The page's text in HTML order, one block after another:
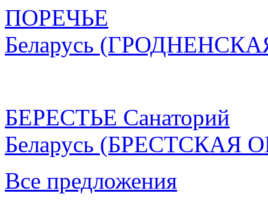
ПОРЕЧЬЕ
Беларусь
БЕРЕСТЬЕ Санаторий
Беларусь (БРЕСТСКАЯ
Все предложения